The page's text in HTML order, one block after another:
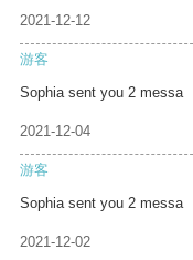
2021-12-12
游客
Sophia sent you 2 messa
2021-12-04
游客
Sophia sent you 2 messa
2021-12-02